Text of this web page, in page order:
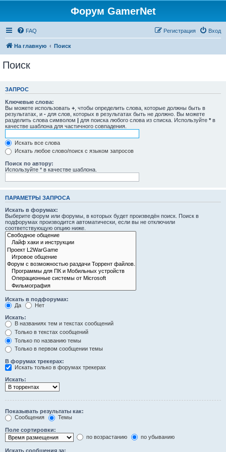
Форум GamerNet
FAQ Вход
Регистрация
На главную Поиск
Поиск
ЗАПРОС
Ключевые слова:
Вы можете использовать + , чтобы определить слова, которые должны быть в
результатах, и - для слов, которых в результатах быть не должно. Вы можете
разделить слова символом | для поиска любого слова из списка. Используйте * в
качестве шаблона для частичного совпадения.
Искать все слова
Искать любое слово/поиск с языком запросов
Поиск по автору:
Используйте * в качестве шаблона.
ПАРАМЕТРЫ ЗАПРОСА
Искать в форумах:
Выберите форум или форумы, в которых будет произведён поиск. Поиск в
подфорумах производится автоматически, если вы не отключили
соответствующую опцию ниже.
Искать в подфорумах:
Да
Нет
Искать:
В названиях тем и текстах сообщений
Только в текстах сообщений
Только по названию темы
Только в первом сообщении темы
В форумах трекерах:
Искать только в форумах трекерах
Искать:
Показывать результаты как:
Сообщения
Темы
Поле сортировки:
по возрастанию
по убыванию
Искать сообщения за: